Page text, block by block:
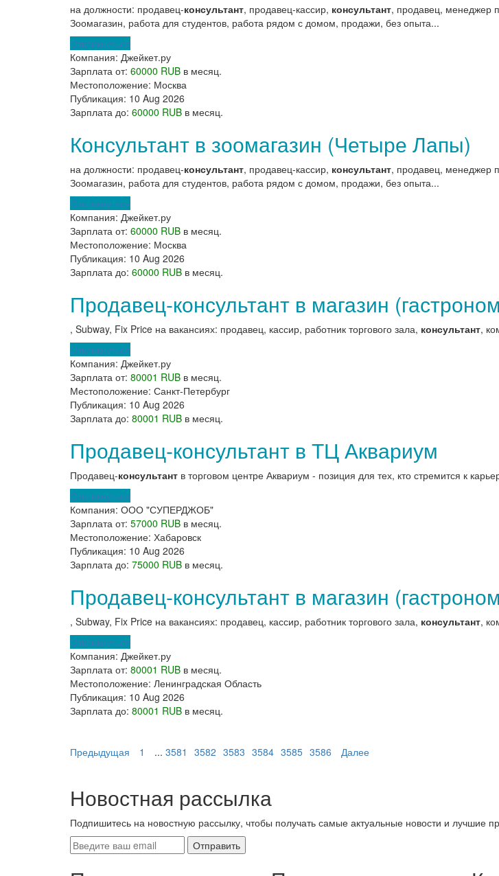
на должности: продавец-консультант, продавец-кассир, консультант, продавец, менеджер
Зоомагазин, работа для студентов, работа рядом с домом, продажи, без опыта...
Откликнуться
Компания: Джейкет.ру
Зарплата от: 60000 RUB в месяц.
Местоположение: Москва
Публикация: 10 Aug 2026
Зарплата до: 60000 RUB в месяц.
Консультант в зоомагазин (Четыре Лапы)
на должности: продавец-консультант, продавец-кассир, консультант, продавец, менеджер
Зоомагазин, работа для студентов, работа рядом с домом, продажи, без опыта...
Откликнуться
Компания: Джейкет.ру
Зарплата от: 60000 RUB в месяц.
Местоположение: Москва
Публикация: 10 Aug 2026
Зарплата до: 60000 RUB в месяц.
Продавец-консультант в магазин
, Subway, Fix Price на вакансиях: продавец, кассир, работник торгового зала, консультант,
Откликнуться
Компания: Джейкет.ру
Зарплата от: 80001 RUB в месяц.
Местоположение: Санкт-Петербург
Публикация: 10 Aug 2026
Зарплата до: 80001 RUB в месяц.
Продавец-консультант в ТЦ Аквариум
Продавец-консультант в торговом центре Аквариум - позиция для тех, кто стремится к
Откликнуться
Компания: ООО "СУПЕРДЖОБ"
Зарплата от: 57000 RUB в месяц.
Местоположение: Хабаровск
Публикация: 10 Aug 2026
Зарплата до: 75000 RUB в месяц.
Продавец-консультант в магазин
, Subway, Fix Price на вакансиях: продавец, кассир, работник торгового зала, консультант,
Откликнуться
Компания: Джейкет.ру
Зарплата от: 80001 RUB в месяц.
Местоположение: Ленинградская Область
Публикация: 10 Aug 2026
Зарплата до: 80001 RUB в месяц.
Предыдущая 1 ... 3581 3582 3583 3584 3585 3586 Далее
Новостная рассылка
Подпишитесь на новостную рассылку, чтобы получать самые актуальные новости и лучшие